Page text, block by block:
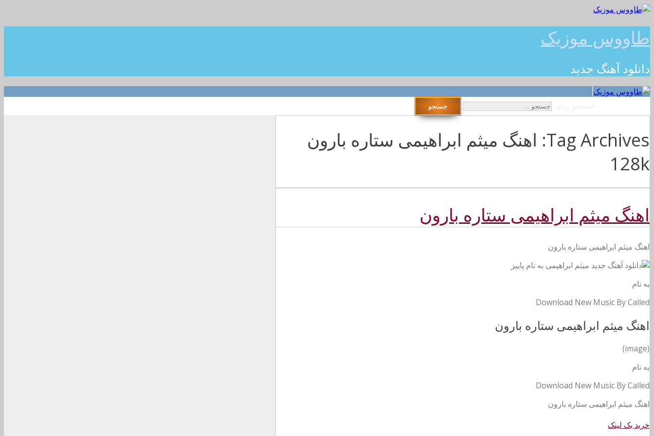
طاووس موزیک
دانلود آهنگ جدید
Tag Archives: اهنگ میثم ابراهیمی ستاره بارون
128k
اهنگ میثم ابراهیمی ستاره بارون
اهنگ میثم ابراهیمی ستاره بارون
به نام
Download New Music By Called
اهنگ میثم ابراهیمی ستاره بارون
(image)
به نام
Download New Music By Called
اهنگ میثم ابراهیمی ستاره بارون
خرید بک لینک